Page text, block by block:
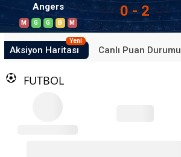
Angers
M G G B M
0 - 2
Aksiyon Haritası
Yeni
Canlı Puan Durumu
FUTBOL